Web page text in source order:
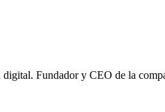
Fundador y CEO de la